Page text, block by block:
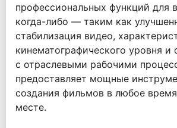
профессиональных функций для
когда-либо — таким как
стабилизация видео,
кинематографического уровня и
с отраслевыми рабочими
предоставляет мощные
создания фильмов в любое
месте.